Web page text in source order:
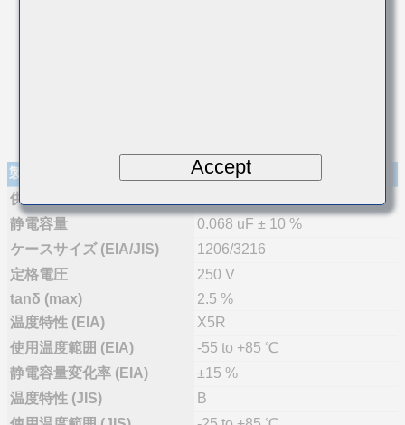
製品仕様
供給体制
静電容量
0.068 uF ± 10 %
ケースサイズ (EIA/JIS)
1206/3216
定格電圧
250 V
tanδ (max)
2.5 %
温度特性 (EIA)
X5R
使用温度範囲 (EIA)
-55 to +85 ℃
静電容量変化率 (EIA)
±15 %
温度特性 (JIS)
B
Accept